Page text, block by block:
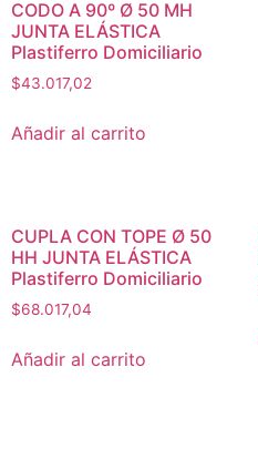
CODO A 90º Ø 50 MH
JUNTA ELÁSTICA
Plastiferro Domiciliario
$43.017,02
Añadir al carrito
CUPLA CON TOPE Ø 50
HH JUNTA ELÁSTICA
Plastiferro Domiciliario
$68.017,04
Añadir al carrito